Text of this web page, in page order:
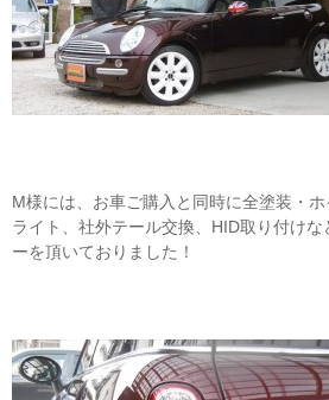
M様には、お車ご購入と同時に全塗装・
ライト、社外テール交換、HID取り付け
ーを頂いておりました！